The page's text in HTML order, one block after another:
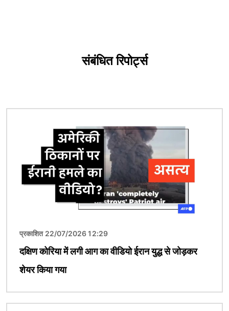
संबंधित रिपोर्ट्स
प्रकाशित 22/07/2026 12:29
दक्षिण कोरिया में लगी आग का वीडियो ईरान युद्ध से जोड़कर
शेयर किया गया